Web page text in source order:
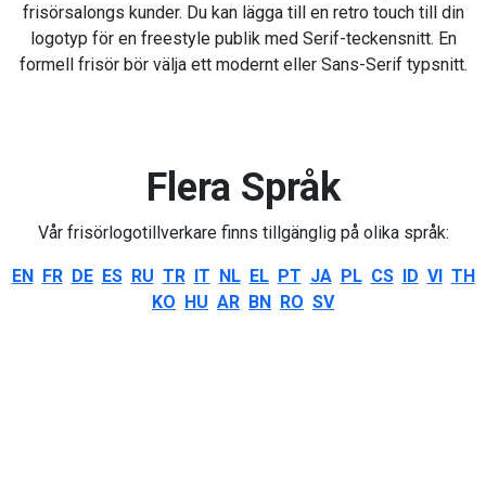
frisörsalongs kunder. Du kan lägga till en retro touch till din
logotyp för en freestyle publik med Serif-teckensnitt. En
formell frisör bör välja ett modernt eller Sans-Serif typsnitt.
Flera Språk
Vår frisörlogotillverkare finns tillgänglig på olika språk:
EN FR DE ES RU TR IT NL EL PT JA PL CS ID VI TH
KO HU AR BN RO SV